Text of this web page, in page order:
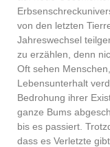
RSS FEED
von den letzten
Jahreswechsel
zu erzählen, denn
Oft sehen
Lebensunterhalt
Bedrohung ihrer
ganze Bums
bis es passiert.
dass es Verletzte